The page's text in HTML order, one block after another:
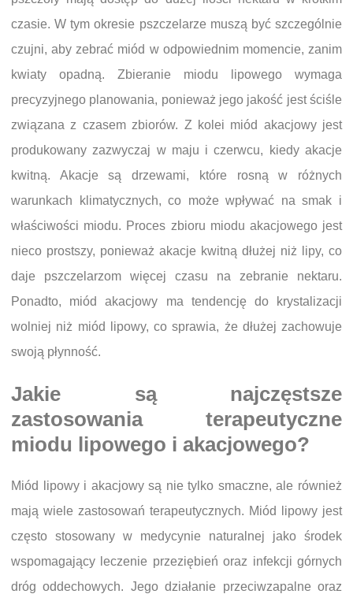
czasie. W tym okresie pszczelarze muszą być szczególnie
czujni, aby zebrać miód w odpowiednim momencie, zanim
kwiaty opadną. Zbieranie miodu lipowego wymaga
precyzyjnego planowania, ponieważ jego jakość jest ściśle
związana z czasem zbiorów. Z kolei miód akacjowy jest
produkowany zazwyczaj w maju i czerwcu, kiedy akacje
kwitną. Akacje są drzewami, które rosną w różnych
warunkach klimatycznych, co może wpływać na smak i
właściwości miodu. Proces zbioru miodu akacjowego jest
nieco prostszy, ponieważ akacje kwitną dłużej niż lipy, co
daje pszczelarzom więcej czasu na zebranie nektaru.
Ponadto, miód akacjowy ma tendencję do krystalizacji
wolniej niż miód lipowy, co sprawia, że dłużej zachowuje
swoją płynność.
Jakie są najczęstsze
zastosowania terapeutyczne
miodu lipowego i akacjowego?
Miód lipowy i akacjowy są nie tylko smaczne, ale również
mają wiele zastosowań terapeutycznych. Miód lipowy jest
często stosowany w medycynie naturalnej jako środek
wspomagający leczenie przeziębień oraz infekcji górnych
dróg oddechowych. Jego działanie przeciwzapalne oraz